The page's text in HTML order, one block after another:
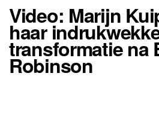
Video: Marijn
haar
transformatie na
Robinson